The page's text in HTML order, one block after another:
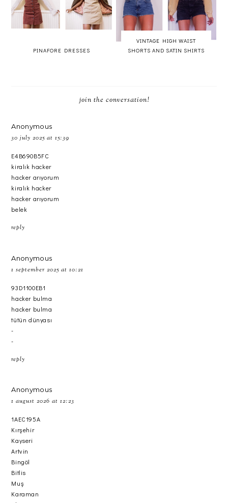
PINAFORE DRESSES
VINTAGE HIGH WAIST
SHORTS AND SATIN SHIRTS
join the conversation!
Anonymous
30 july 2025 at 15:39
E4B690B5FC
kiralık hacker
hacker arıyorum
kiralık hacker
hacker arıyorum
belek
reply
Anonymous
1 september 2025 at 10:21
93D1100EB1
hacker bulma
hacker bulma
tütün dünyası
-
-
reply
Anonymous
1 august 2026 at 12:23
1AEC195A
Kırşehir
Kayseri
Artvin
Bingöl
Bitlis
Muş
Karaman